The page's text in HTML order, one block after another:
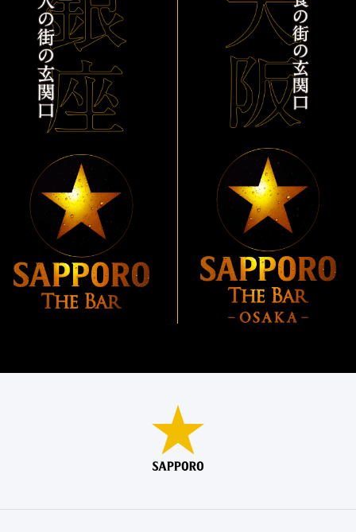
CLUB 黒ラベル
「THE PERFECT BEER CELLAR」プレゼントキャン
ペーン